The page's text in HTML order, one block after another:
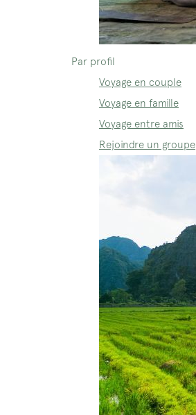
Par profil
Voyage en couple
Voyage en famille
Voyage entre amis
Rejoindre un groupe